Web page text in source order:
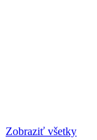
Zobraziť všetky